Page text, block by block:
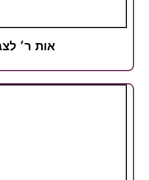
אות ר׳ לצביעה